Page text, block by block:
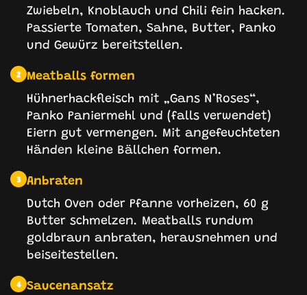
Zwiebeln, Knoblauch und Chili fein hacken.
Passierte Tomaten, Sahne, Butter, Panko
und Gewürz bereitstellen.
2 Meatballs formen
Hühnerhackfleisch mit „Gans N’Roses“,
Panko Paniermehl und (falls verwendet)
Eiern gut vermengen. Mit angefeuchteten
Händen kleine Bällchen formen.
3 Anbraten
Dutch Oven oder Pfanne vorheizen, 60 g
Butter schmelzen. Meatballs rundum
goldbraun anbraten, herausnehmen und
beiseitestellen.
4 Saucenansatz